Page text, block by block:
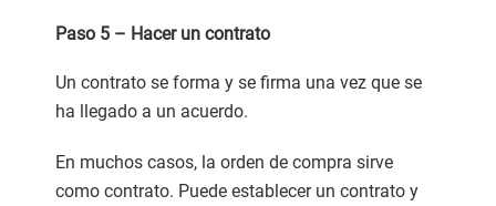
Paso 5 – Hacer un contrato
Un contrato se forma y se firma una vez que se
ha llegado a un acuerdo.
En muchos casos, la orden de compra sirve
como contrato. Puede establecer un contrato y